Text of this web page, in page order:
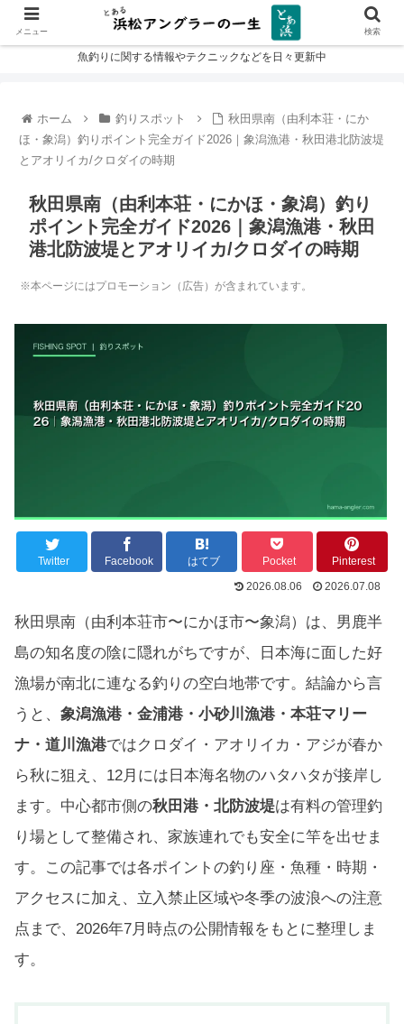
魚釣りに関する情報やテクニックなどを日々更新中
ホーム 釣りスポット
秋田県南（由利本荘・にか
ほ・象潟）釣りポイント完全ガイド2026｜象潟漁港・秋田港北防波堤
とアオリイカ/クロダイの時期
秋田県南（由利本荘・にかほ・象潟）釣り
ポイント完全ガイド2026｜象潟漁港・秋田
港北防波堤とアオリイカ/クロダイの時期
※本ページにはプロモーション（広告）が含まれています。
Twitter Facebook はてブ Pocket
Pinterest
2026.08.06
2026.07.08
秋田県南（由利本荘市〜にかほ市〜象潟）は、男鹿半
島の知名度の陰に隠れがちですが、日本海に面した好
漁場が南北に連なる釣りの空白地帯です。結論から言
うと、 象潟漁港・金浦港・小砂川漁港・本荘マリー
ナ・道川漁港ではクロダイ・アオリイカ・アジが春か
ら秋に狙え、12月には日本海名物のハタハタが接岸し
ます。中心都市側の秋田港・北防波堤は有料の管理釣
り場として整備され、家族連れでも安全に竿を出せま
す。この記事では各ポイントの釣り座・魚種・時期・
アクセスに加え、立入禁止区域や冬季の波浪への注意
点まで、2026年7月時点の公開情報をもとに整理しま
す。
メニュー 検索